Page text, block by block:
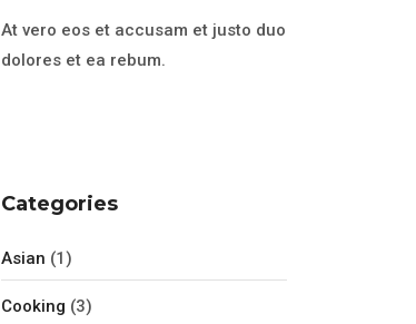
At vero eos et accusam et justo duo
dolores et ea rebum.
Categories
Asian (1)
Cooking (3)